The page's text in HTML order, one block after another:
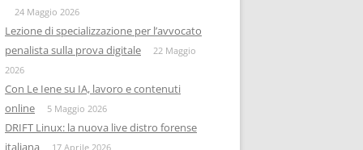
INFORMATICA GIURIDICA
DATA BREACH
DIGITAL FORENSICS
DISTRIBUZIONE FORENSE
OSINTITALIA
24 Maggio 2026
Lezione di specializzazione per l’avvocato
penalista sulla prova digitale
22 Maggio
2026
Con Le Iene su IA, lavoro e contenuti
online
5 Maggio 2026
DRIFT Linux: la nuova live distro forense
italiana
17 Aprile 2026